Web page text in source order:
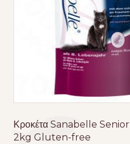
Κροκέτα Sanabelle Senior
2kg Gluten-free